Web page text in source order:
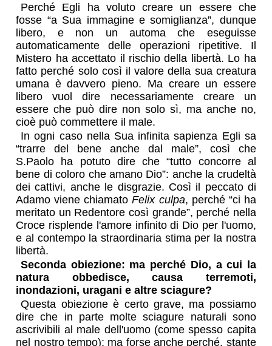
Perché Egli ha voluto creare un essere che
fosse “a Sua immagine e somiglianza”, dunque
libero, e non un automa che eseguisse
automaticamente delle operazioni ripetitive. Il
Mistero ha accettato il rischio della libertà. Lo ha
fatto perché solo così il valore della sua creatura
umana è davvero pieno. Ma creare un essere
libero vuol dire necessariamente creare un
essere che può dire non solo sì, ma anche no,
cioè può commettere il male.
In ogni caso nella Sua infinita sapienza Egli sa
“trarre del bene anche dal male”, così che
S.Paolo ha potuto dire che “tutto concorre al
bene di coloro che amano Dio”: anche la crudeltà
dei cattivi, anche le disgrazie. Così il peccato di
Adamo viene chiamatoFelix culpa, perché “ci ha
meritato un Redentore così grande”, perché nella
Croce risplende l'amore infinito di Dio per l'uomo,
e al contempo la straordinaria stima per la nostra
libertà.
Seconda obiezione: ma perché Dio, a cui la
natura obbedisce, causa terremoti,
inondazioni, uragani e altre sciagure?
Questa obiezione è certo grave, ma possiamo
dire che in parte molte sciagure naturali sono
ascrivibili al male dell'uomo (come spesso capita
nel nostro tempo); ma forse anche perché, stante